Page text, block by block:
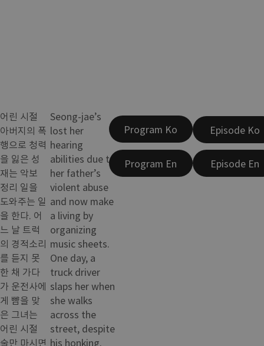
어린 시절
아버지의 폭
행으로 청력
을 잃은 성
재는 악보
정리 일을
도와주는 일
을 한다. 어
느 날 트럭
의 경적소리
를 듣지 못
한 채 가다
가 운전사에
게 뺨을 맞
은 그녀는
어린 시절
술만 마시면
Seong-jae’s
lost her
hearing
abilities due to
her father’s
violent abuse
and now make
a living by
organizing
music sheets.
One day, a
truck driver
slaps her when
she walks
across the
street, despite
his honking.
Program Ko
Program En
Episode Ko
Episode En